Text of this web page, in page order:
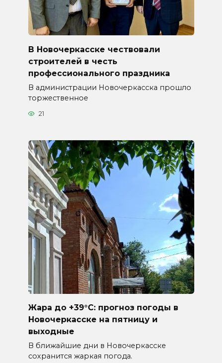
В Новочеркасске чествовали
строителей в честь
профессионального праздника
В администрации Новочеркасска прошло
торжественное
21
Жара до +39°C: прогноз погоды в
Новочеркасске на пятницу и
выходные
В ближайшие дни в Новочеркасске
сохранится жаркая погода.